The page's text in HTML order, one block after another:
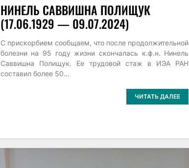
НИНЕЛЬ САВВИШНА ПОЛИЩУК
(17.06.1929 — 09.07.2024)
С прискорбием сообщаем, что после продолжительной
болезни на 95 году жизни скончалась к.ф.н. Нинель
Саввишна Полищук. Ее трудовой стаж в ИЭА РАН
составил более 50...
ЧИТАТЬ ДАЛЕЕ